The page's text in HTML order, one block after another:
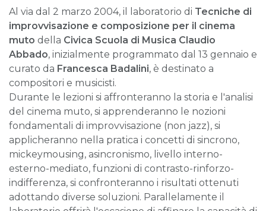
Al via dal 2 marzo 2004, il laboratorio di Tecniche di
improvvisazione e composizione per il cinema
muto della Civica Scuola di Musica Claudio
Abbado, inizialmente programmato dal 13 gennaio e
curato da Francesca Badalini, è destinato a
compositori e musicisti.
Durante le lezioni si affronteranno la storia e l'analisi
del cinema muto, si apprenderanno le nozioni
fondamentali di improvvisazione (non jazz), si
applicheranno nella pratica i concetti di sincrono,
mickeymousing, asincronismo, livello interno-
esterno-mediato, funzioni di contrasto-rinforzo-
indifferenza, si confronteranno i risultati ottenuti
adottando diverse soluzioni. Parallelamente il